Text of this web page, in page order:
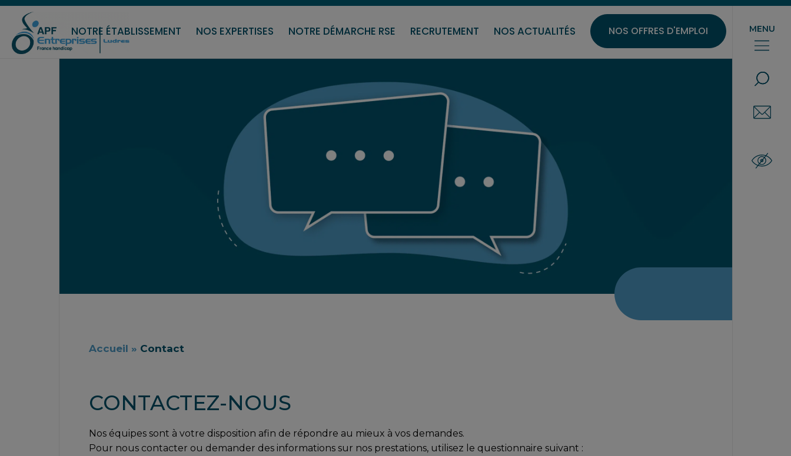
NOTRE ÉTABLISSEMENT NOS EXPERTISES NOTRE DÉMARCHE RSE RECRUTEMENT NOS ACTUALITÉS NOS OFFRES D'EMPLOI MENU
QUE
Accueil » Contact
CONTACTEZ-NOUS
Nos équipes sont à votre disposition afin de répondre au mieux à vos demandes.
Pour nous contacter ou demander des informations sur nos prestations, utilisez le questionnaire suivant :